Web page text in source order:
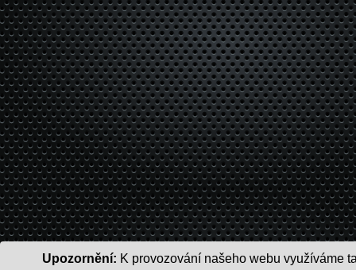
Upozornění: K provozování našeho webu využíváme